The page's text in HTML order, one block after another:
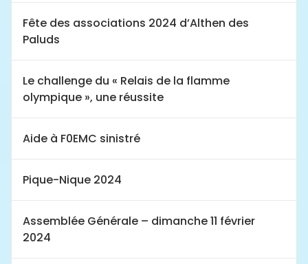
Fête des associations 2024 d’Althen des
Paluds
Le challenge du « Relais de la flamme
olympique », une réussite
Aide à F0EMC sinistré
Pique-Nique 2024
Assemblée Générale – dimanche 11 février
2024